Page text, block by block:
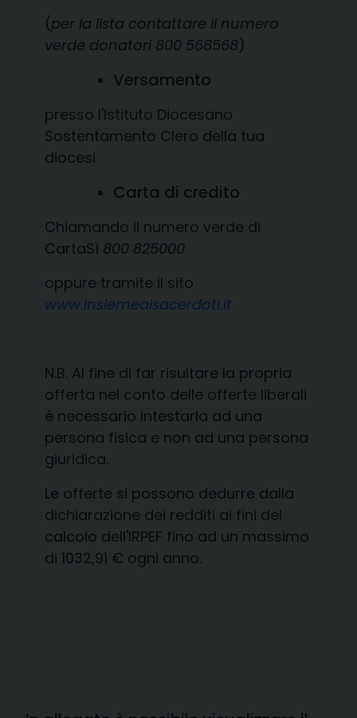
(per la lista contattare il numero
verde donatori 800 568568)
Versamento
presso l'Istituto Diocesano
Sostentamento Clero della tua
diocesi
Carta di credito
Chiamando il numero verde di
CartaSì 800 825000
oppure tramite il sito
www.insiemeaisacerdoti.it
N.B. Al fine di far risultare la propria
offerta nel conto delle offerte liberali
è necessario intestarla ad una
persona fisica e non ad una persona
giuridica.
Le offerte si possono dedurre dalla
dichiarazione dei redditi ai fini del
calcolo dell'IRPEF fino ad un massimo
di 1032,91 € ogni anno.